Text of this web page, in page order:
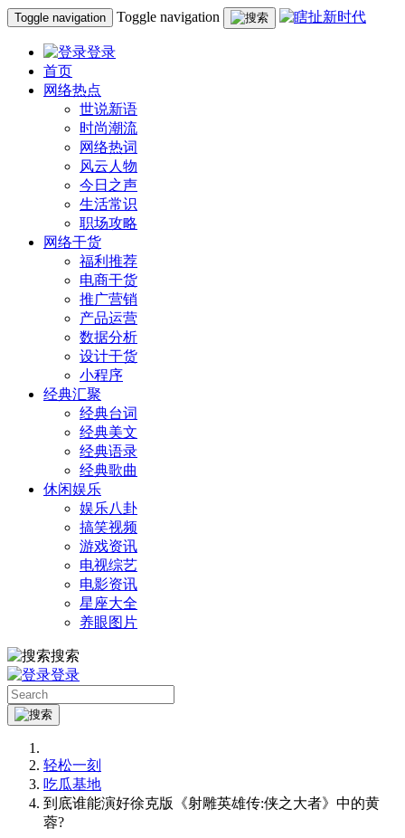
Toggle navigation Toggle navigation
登录
首页
网络热点
世说新语
时尚潮流
网络热词
风云人物
今日之声
生活常识
职场攻略
网络干货
福利推荐
电商干货
推广营销
产品运营
数据分析
设计干货
小程序
经典汇聚
经典台词
经典美文
经典语录
经典歌曲
休闲娱乐
娱乐八卦
搞笑视频
游戏资讯
电视综艺
电影资讯
星座大全
养眼图片
搜索
登录
轻松一刻
吃瓜基地
到底谁能演好徐克版《射雕英雄传:侠之大者》中的黄
蓉?